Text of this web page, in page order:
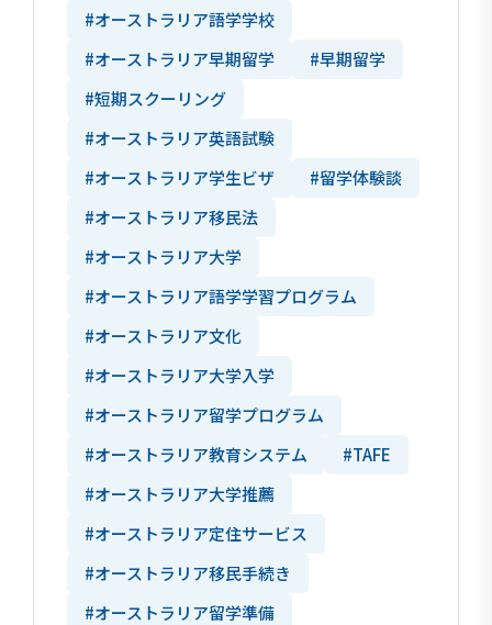
#オーストラリア語学学校
#オーストラリア早期留学
#早期留学
#短期スクーリング
#オーストラリア英語試験
#オーストラリア学生ビザ
#留学体験談
#オーストラリア移民法
#オーストラリア大学
#オーストラリア語学学習プログラム
#オーストラリア文化
#オーストラリア大学入学
#オーストラリア留学プログラム
#オーストラリア教育システム
#TAFE
#オーストラリア大学推薦
#オーストラリア定住サービス
#オーストラリア移民手続き
#オーストラリア留学準備